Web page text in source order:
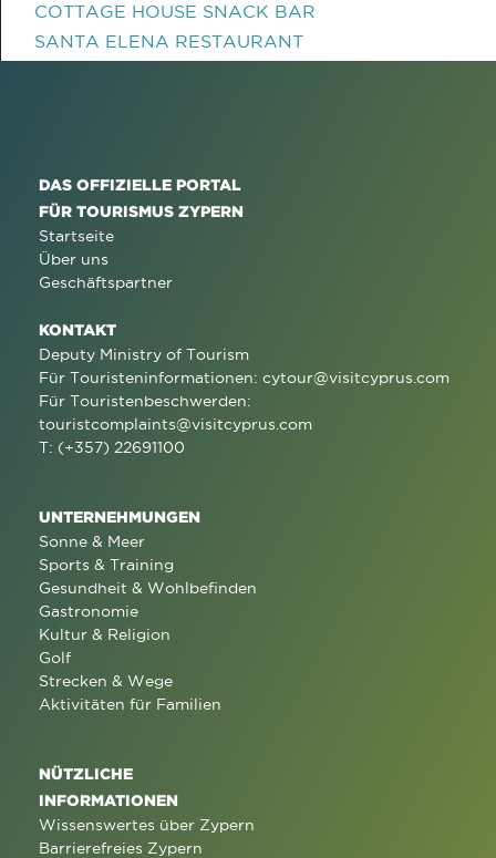
COTTAGE HOUSE SNACK BAR
SANTA ELENA RESTAURANT
DAS OFFIZIELLE PORTAL
FÜR TOURISMUS ZYPERN
Startseite
Über uns
Geschäftspartner
KONTAKT
Deputy Ministry of Tourism
Für Touristeninformationen: cytour@visitcyprus.com
Für Touristenbeschwerden:
touristcomplaints@visitcyprus.com
T: (+357) 22691100
UNTERNEHMUNGEN
Sonne & Meer
Sports & Training
Gesundheit & Wohlbefinden
Gastronomie
Kultur & Religion
Golf
Strecken & Wege
Aktivitäten für Familien
NÜTZLICHE
INFORMATIONEN
Wissenswertes über Zypern
Barrierefreies Zypern